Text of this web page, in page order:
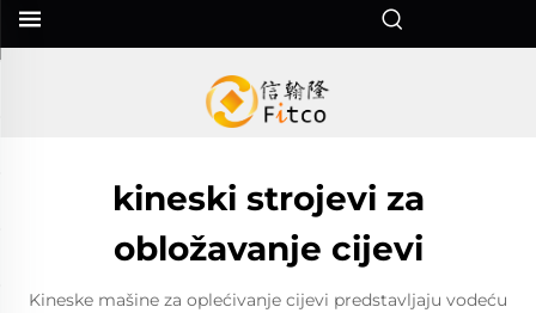
kineski strojevi za
obložavanje cijevi
Kineske mašine za oplećivanje cijevi predstavljaju vodeću